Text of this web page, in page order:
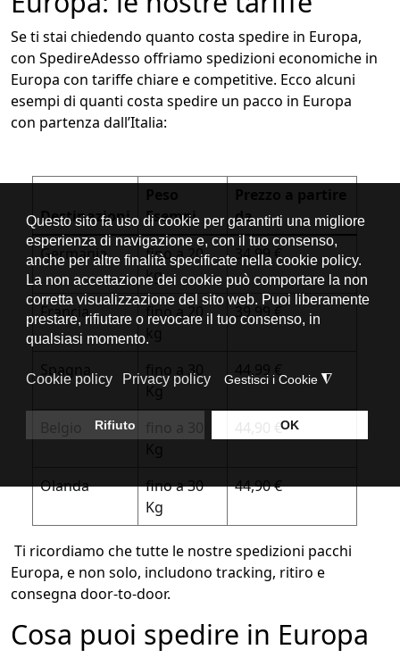
Se ti stai chiedendo quanto costa spedire in Europa,
con SpedireAdesso offriamo spedizioni economiche in
Europa con tariffe chiare e competitive. Ecco alcuni
esempi di quanti costa spedire un pacco in Europa
con partenza dall’Italia:
Destinazioni
Peso
Esempi
Prezzo a partire
da
Germania
fino a 20
kg
34,99 €
Francia
fino a 20
kg
39,99 €
Spagna
fino a 30
Kg
44,99 €
Belgio
fino a 30
Kg
44,90 €
Olanda
fino a 30
Kg
44,90 €
Ti ricordiamo che tutte le nostre spedizioni pacchi
Europa, e non solo, includono tracking, ritiro e
consegna door-to-door.
Cosa puoi spedire in Europa